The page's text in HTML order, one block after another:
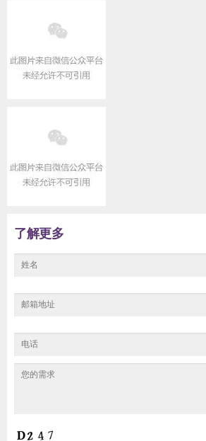
了解更多